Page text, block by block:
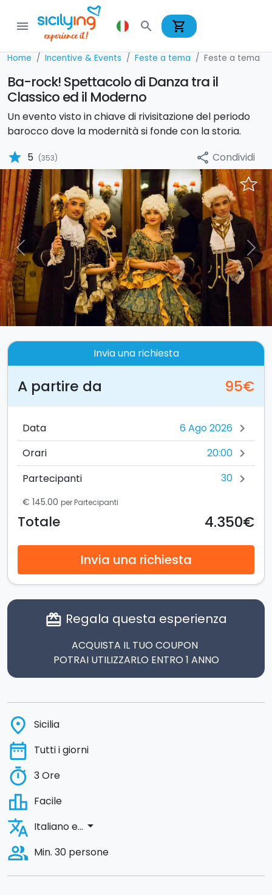
menu search shopping_cart
Home Incentive & Events Feste a tema Feste a tema
Ba-rock! Spettacolo di Danza tra il
Classico ed il Moderno
Un evento visto in chiave di rivisitazione del periodo
barocco dove la modernità si fonde con la storia.
star 5 (353) share Condividi
Previous Next
Invia una richiesta
A partire da 95€
Data chevron_right
Orari 20:00 chevron_right
Partecipanti 30 chevron_right
€ 145.00 per Partecipanti
Totale 4.350€
Invia una richiesta
card_giftcard Regala questa esperienza
ACQUISTA IL TUO COUPON
POTRAI UTILIZZARLO ENTRO 1 ANNO
place Sicilia
date_range Tutti i giorni
timer 3 Ore
leaderboard Facile
translate Italiano e... arrow_drop_down
people_alt Min. 30 persone